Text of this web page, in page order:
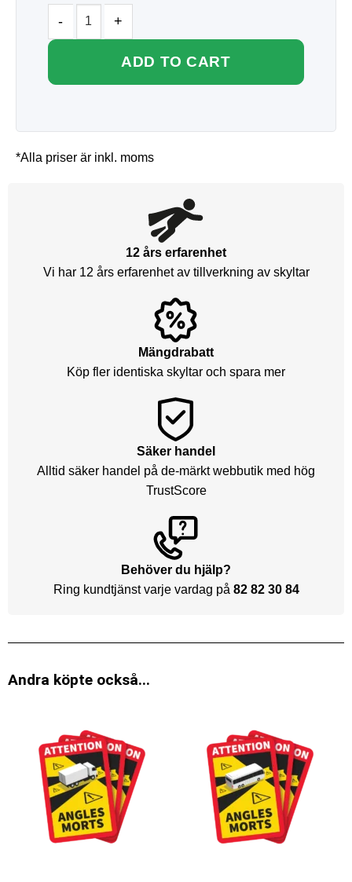
ADD TO CART
*Alla priser är inkl. moms
12 års erfarenhet
Vi har 12 års erfarenhet av tillverkning av skyltar
Mängdrabatt
Köp fler identiska skyltar och spara mer
Säker handel
Alltid säker handel på de-märkt webbutik med hög
TrustScore
Behöver du hjälp?
Ring kundtjänst varje vardag på 82 82 30 84
Andra köpte också...